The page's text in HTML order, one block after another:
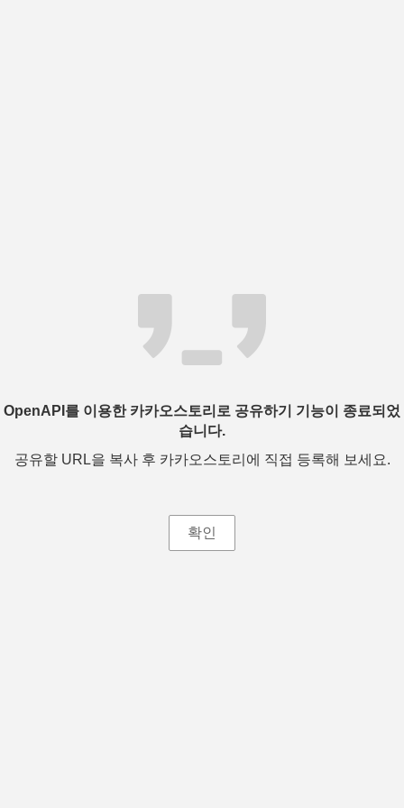
OpenAPI를 이용한 카카오스토리로 공유하기 기능이 종료되었
습니다.
공유할 URL을 복사 후 카카오스토리에 직접 등록해 보세요.
확인